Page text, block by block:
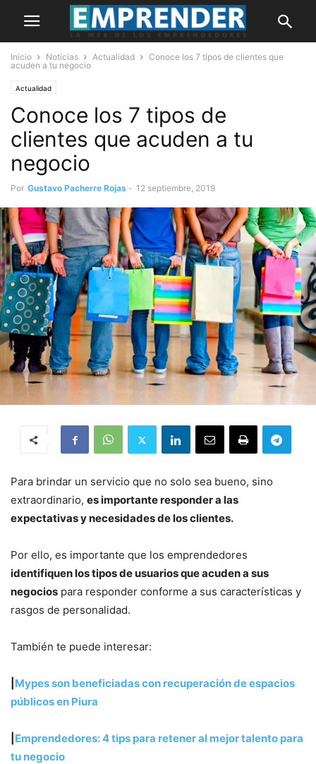
Inicio Noticias Actualidad
Conoce los 7 tipos de clientes que
acuden a tu negocio
Actualidad
Conoce los 7 tipos de
clientes que acuden a tu
negocio
Por Gustavo Pacherre Rojas - 12 septiembre, 2019
Para brindar un servicio que no solo sea bueno, sino
extraordinario, es importante responder a las
expectativas y necesidades de los clientes.
Por ello, es importante que los emprendedores
identifiquen los tipos de usuarios que acuden a sus
negocios para responder conforme a sus características y
rasgos de personalidad.
También te puede interesar:
Mypes son beneficiadas con recuperación de espacios
públicos en Piura
Emprendedores: 4 tips para retener al mejor talento para
tu negocio